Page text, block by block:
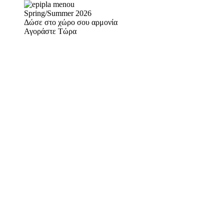
Spring/Summer 2026
Δώσε στο χώρο σου αρμονία
Αγοράστε Τώρα